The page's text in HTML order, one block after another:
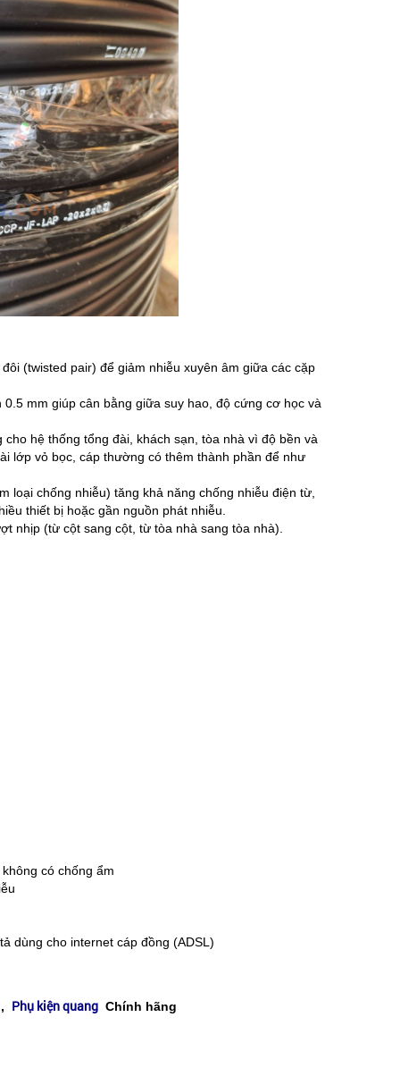
(twisted pair) để giảm nhiễu xuyên âm giữa các cặp
mm giúp cân bằng giữa suy hao, độ cứng cơ học và
hệ thống tổng đài, khách sạn, tòa nhà vì độ bền và
lớp vỏ bọc, cáp thường có thêm thành phần để như
loại chống nhiễu) tăng khả năng chống nhiễu điện từ,
thiết bị hoặc gần nguồn phát nhiễu.
nhịp (từ cột sang cột, từ tòa nhà sang tòa nhà).
có chống ẩm
dùng cho internet cáp đồng (ADSL)
, Phụ kiện quang Chính hãng